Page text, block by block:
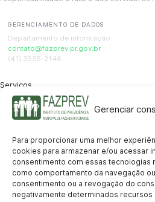
Gerenciar
Para proporcionar uma melhor
cookies para armazenar e/ou acessar
consentimento com essas
como comportamento da navegação
consentimento ou a revogação do
negativamente determinados recursos
GERENCIAMENTO DE DADOS
Departamento de informação
contato@fazprev.pr.gov.br
(41) 3995-2146
Serviços
Aposentadoria Pensão por Morte
Holerite Online Protocolo Online
Portal da Transparência Licitações Pró-
informação
Institucional
História Missão e Visão Notícias